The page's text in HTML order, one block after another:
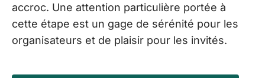
accroc. Une attention particulière portée à
cette étape est un gage de sérénité pour les
organisateurs et de plaisir pour les invités.